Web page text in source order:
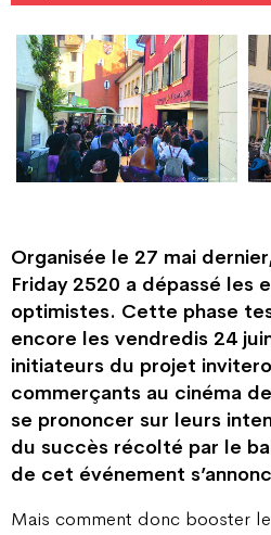
Organisée le 27 mai
Friday 2520 a dépassé les
optimistes. Cette phase
encore les vendredis 24
initiateurs du projet
commerçants au cinéma
se prononcer sur leurs
du succès récolté par le
de cet événement
Mais comment donc booster